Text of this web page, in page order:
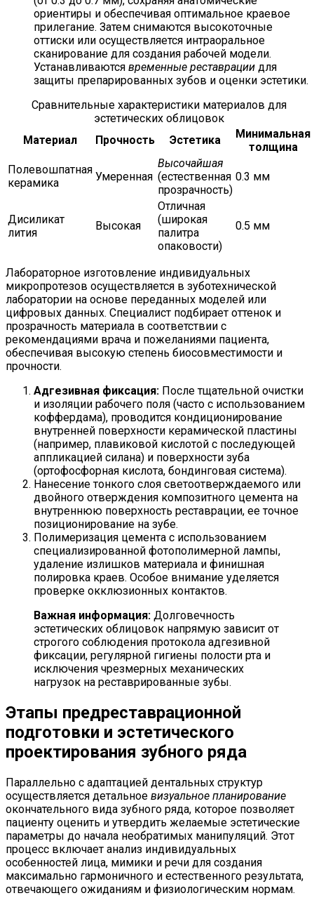
ориентиры и обеспечивая оптимальное краевое
прилегание. Затем снимаются высокоточные
оттиски или осуществляется интраоральное
сканирование для создания рабочей модели.
Устанавливаются временные реставрации для
защиты препарированных зубов и оценки эстетики.
Сравнительные характеристики материалов для
эстетических облицовок
Материал
Прочность Эстетика
Минимальная
толщина
Полевошпатная
керамика
Умеренная
Высочайшая
(естественная
прозрачность)
0.3 мм
Дисиликат
лития
Высокая
Отличная
(широкая
палитра
опаковости)
0.5 мм
Лабораторное изготовление индивидуальных
микропротезов осуществляется в зуботехнической
лаборатории на основе переданных моделей или
цифровых данных. Специалист подбирает оттенок и
прозрачность материала в соответствии с
рекомендациями врача и пожеланиями пациента,
обеспечивая высокую степень биосовместимости и
прочности.
Адгезивная фиксация: После тщательной очистки
и изоляции рабочего поля (часто с использованием
коффердама), проводится кондиционирование
внутренней поверхности керамической пластины
(например, плавиковой кислотой с последующей
аппликацией силана) и поверхности зуба
(ортофосфорная кислота, бондинговая система).
Нанесение тонкого слоя светоотверждаемого или
двойного отверждения композитного цемента на
внутреннюю поверхность реставрации, ее точное
позиционирование на зубе.
Полимеризация цемента с использованием
специализированной фотополимерной лампы,
удаление излишков материала и финишная
полировка краев. Особое внимание уделяется
проверке окклюзионных контактов.
Важная информация: Долговечность
эстетических облицовок напрямую зависит от
строгого соблюдения протокола адгезивной
фиксации, регулярной гигиены полости рта и
исключения чрезмерных механических
нагрузок на реставрированные зубы.
Этапы предреставрационной
подготовки и эстетического
проектирования зубного ряда
Параллельно с адаптацией дентальных структур
осуществляется детальное визуальное планирование
окончательного вида зубного ряда, которое позволяет
пациенту оценить и утвердить желаемые эстетические
параметры до начала необратимых манипуляций. Этот
процесс включает анализ индивидуальных
особенностей лица, мимики и речи для создания
максимально гармоничного и естественного результата,
отвечающего ожиданиям и физиологическим нормам.